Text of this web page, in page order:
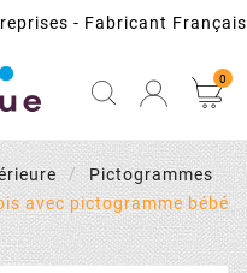
- Fabricant Français
0
Pictogrammes
avec pictogramme bébé